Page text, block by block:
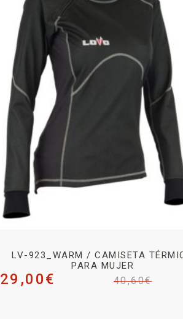
LV-923_WARM / CAMISETA
PARA MUJER
40,60€
29,00€